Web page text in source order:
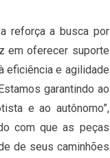
reforça a busca por
em oferecer suporte
eficiência e agilidade
garantindo ao
e ao autônomo”,
com que as peças
de seus caminhões